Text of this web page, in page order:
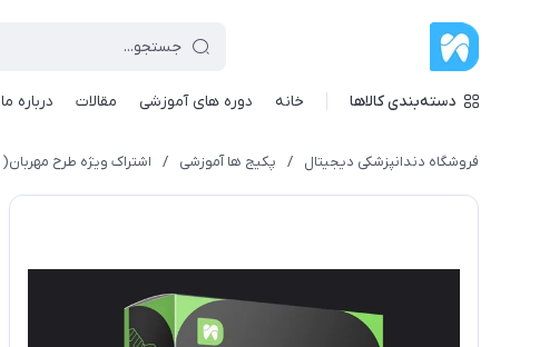
دسته‌بندی کالاها خانه دوره های آموزشی مقالات درباره ما
فروشگاه دندانپزشکی دیجیتال / پکیج ها آموزشی / اشتراک ویژه طرح مهربان(1سال)